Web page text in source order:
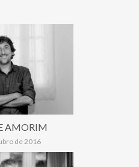
AMORIM
de 2016